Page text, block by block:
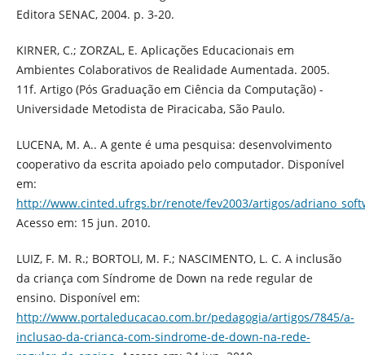
Editora SENAC, 2004. p. 3-20.
KIRNER, C.; ZORZAL, E. Aplicações Educacionais em
Ambientes Colaborativos de Realidade Aumentada. 2005.
11f. Artigo (Pós Graduação em Ciência da Computação) -
Universidade Metodista de Piracicaba, São Paulo.
LUCENA, M. A.. A gente é uma pesquisa: desenvolvimento
cooperativo da escrita apoiado pelo computador. Disponível
em:
http://www.cinted.ufrgs.br/renote/fev2003/artigos/
Acesso em: 15 jun. 2010.
LUIZ, F. M. R.; BORTOLI, M. F.; NASCIMENTO, L. C. A inclusão
da criança com Síndrome de Down na rede regular de
ensino. Disponível em:
http://www.portaleducacao.com.br/pedagogia/artigos/7845/a-
inclusao-da-crianca-com-sindrome-de-down-na-rede-